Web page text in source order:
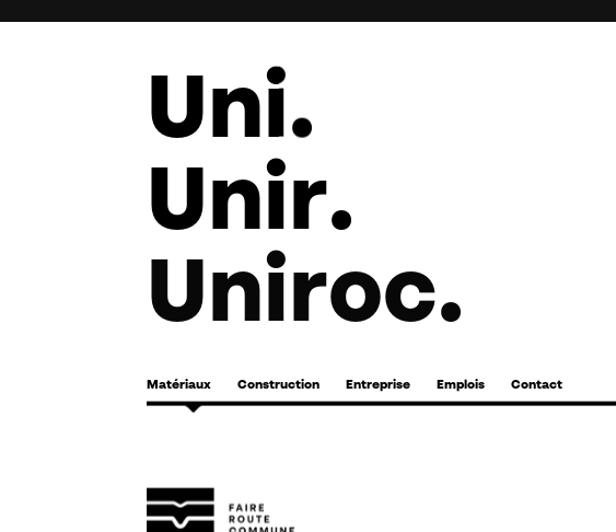
Uni.
Unir.
Uniroc.
Matériaux Construction Entreprise Emplois Contact